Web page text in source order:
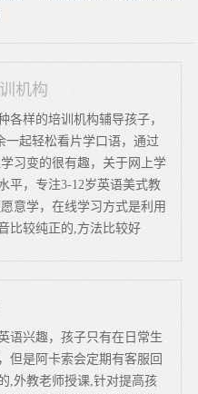
机构
各样的培训机构辅导孩子，
一起轻松看片学口语，通过
习变的很有趣，关于网上学
平，专注3-12岁英语美式教
意学，在线学习方式是利用
比较纯正的,方法比较好
语兴趣，孩子只有在日常生
但是阿卡索会定期有客服回
,外教老师授课,针对提高孩